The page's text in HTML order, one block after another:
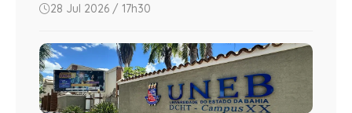
28 Jul 2026 / 17h30